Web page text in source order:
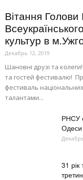
Вітання
культур в
Декабрь 12, 2019
Шановні друзі та
та гостей фестивалю!
фестиваль
талантами...
РНСУ
Одеси
31